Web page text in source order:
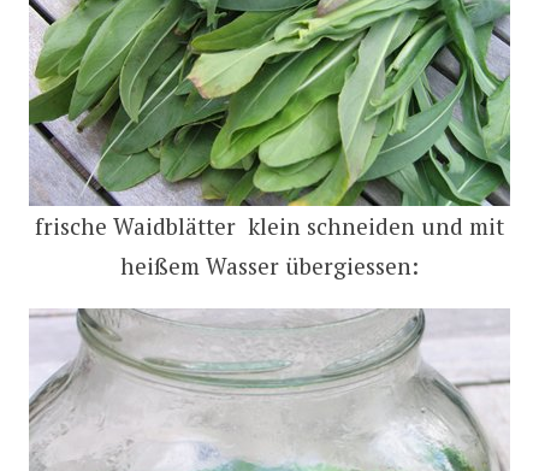
frische Waidblätter klein schneiden und mit
heißem Wasser übergiessen: